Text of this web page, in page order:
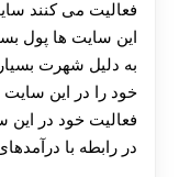
فعالیت می کنند
این سایت ها پول
به دلیل شهرت
خود را در این سایت
فعالیت خود در
در رابطه با